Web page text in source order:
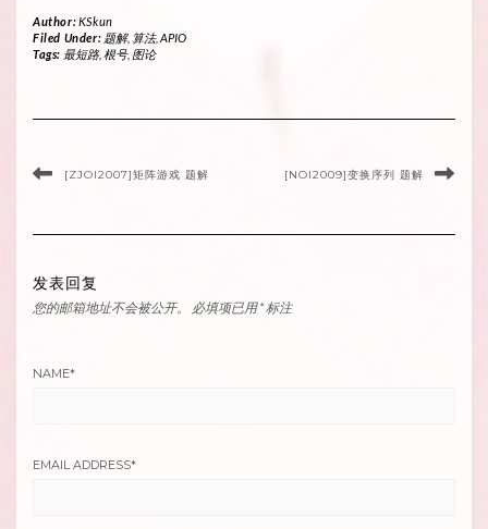
Author:KSkun
Filed Under: 题解, 算法, APIO
Tags: 最短路, 根号, 图论
[ZJOI2007]矩阵游戏 题解 [NOI2009]变换序列 题解
发表回复
您的邮箱地址不会被公开。 必填项已用*标注
NAME*
EMAIL ADDRESS*